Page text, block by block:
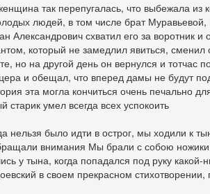
так перепугалась, что выбежала
людей, в том числе брат
Александрович схватил его за воротник
который не замедлил явиться,
но на другой день он вернулся и тотчас
и обещал, что вперед дамы не будут
эта могла кончиться очень печально
старик умел всегда всех успокоить
нельзя было идти в острог, мы ходили к
внимания Мы брали с собою ножики
у тына, когда попадался под руку
в своем прекрасном